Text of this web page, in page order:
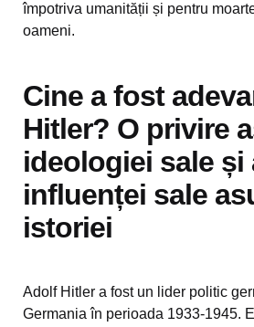
împotriva umanității și pentru
oameni.
Cine a fost
Hitler? O privire
ideologiei sale și
influenței sale
istoriei
Adolf Hitler a fost un lider politic
Germania în perioada 1933-1945.